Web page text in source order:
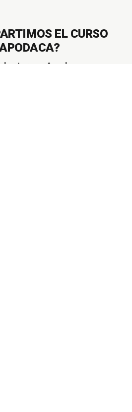
EL CURSO
en Apodaca